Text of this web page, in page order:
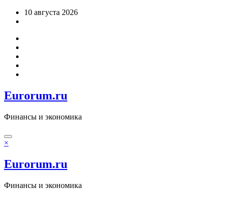
Перейти10 августа 2026
Eurorum.ru
Финансы и экономика
×
Eurorum.ru
Финансы и экономика